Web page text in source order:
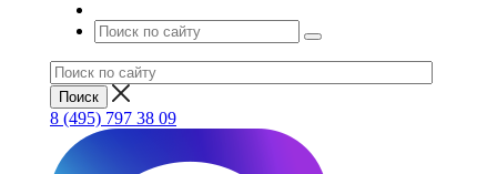
8 (495) 797 38 09